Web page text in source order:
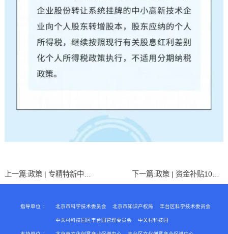
上一篇: 政策 | 专精特新中小企业政策扶持全解析 下一篇: 政策 | 资金补贴10万元！快来申报2024第三批国家高新技术企业——
指导单位 ： 北京市科学技术委员会 北京市知识产权局 丰台区科学技术委员会
中关村科技园区丰台园管理委员会 中关村科技园